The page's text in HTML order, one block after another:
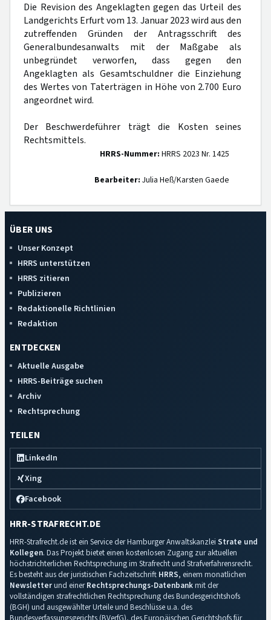
Die Revision des Angeklagten gegen das Urteil des
Landgerichts Erfurt vom 13. Januar 2023 wird aus den
zutreffenden Gründen der Antragsschrift des
Generalbundesanwalts mit der Maßgabe als
unbegründet verworfen, dass gegen den
Angeklagten als Gesamtschuldner die Einziehung
des Wertes von Taterträgen in Höhe von 2.700 Euro
angeordnet wird.
Der Beschwerdeführer trägt die Kosten seines
Rechtsmittels.
HRRS-Nummer: HRRS 2023 Nr. 1425
Bearbeiter: Julia Heß/Karsten Gaede
ÜBER UNS
Unser Konzept
HRRS unterstützen
HRRS zitieren
Publizieren
Redaktionelle Richtlinien
Redaktion
ENTDECKEN
Aktuelle Ausgabe
HRRS-Beiträge suchen
Archiv
Rechtsprechung
TEILEN
LinkedIn
Xing
Facebook
HRR-STRAFRECHT.DE
HRR-Strafrecht.de ist ein Service der Hamburger Anwaltskanzlei Strate und
Kollegen. Das Projekt bietet einen kostenlosen Zugang zur aktuellen
höchstrichterlichen Rechtsprechung im Strafrecht und Strafverfahrensrecht.
Es besteht aus der juristischen Fachzeitschrift HRRS, einem monatlichen
Newsletterund einerRechtsprechungs-Datenbankmit der
vollständigen strafrechtlichen Rechtsprechung des Bundesgerichtshofs
(BGH) und ausgewählter Urteile und Beschlüsse u.a. des